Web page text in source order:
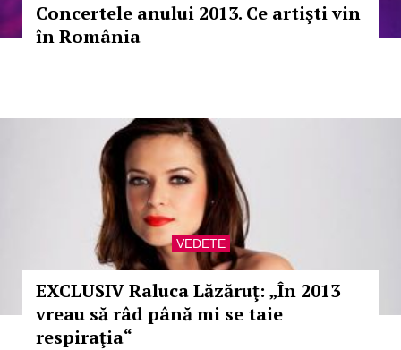
Concertele anului 2013. Ce artişti vin
în România
VEDETE
EXCLUSIV Raluca Lăzăruţ: „În 2013
vreau să râd până mi se taie
respiraţia“